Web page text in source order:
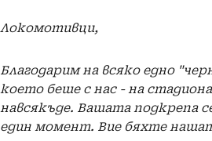
Локомотивци,
Благодарим на всяко едно
което беше с нас - на
навсякъде. Вашата подкрепа
един момент. Вие бяхте